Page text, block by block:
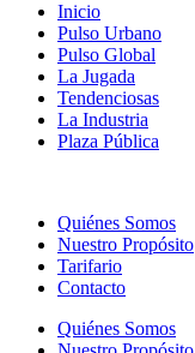
Inicio
Pulso Urbano
Pulso Global
La Jugada
Tendenciosas
La Industria
Plaza Pública
Quiénes Somos
Nuestro Propósito
Tarifario
Contacto
Quiénes Somos